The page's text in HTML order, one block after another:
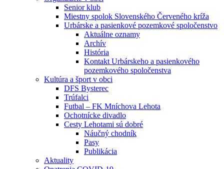
Senior klub
Miestny spolok Slovenského Červeného kríža
Urbárske a pasienkové pozemkové spoločenstvo
Aktuálne oznamy
Archív
História
Kontakt Urbárskeho a pasienkového
pozemkového spoločenstva
Kultúra a šport v obci
DFS Bysterec
Trúfalci
Futbal – FK Mníchova Lehota
Ochotnícke divadlo
Cesty Lehotami sú dobré
Náučný chodník
Pasy
Publikácia
Aktuality